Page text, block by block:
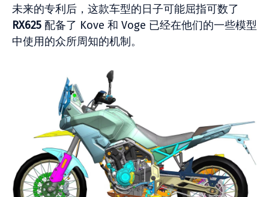
未来的专利后，这款车型的日子可能屈指可数了
RX625 配备了 Kove 和 Voge 已经在他们的一些模型
中使用的众所周知的机制。